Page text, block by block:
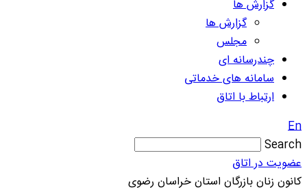
گزارش ها
گزارش ها
مجلس
چندرسانه ای
سامانه های خدماتی
ارتباط با اتاق
En
Search
عضویت در اتاق
کانون زنان بازرگان استان خراسان رضوی